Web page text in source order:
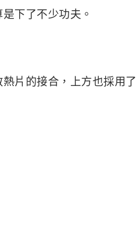
下了不少功夫。
片的接合，上方也採用